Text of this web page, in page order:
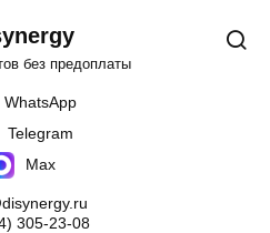
без предоплаты
WhatsApp
Telegram
Max
305-23-08